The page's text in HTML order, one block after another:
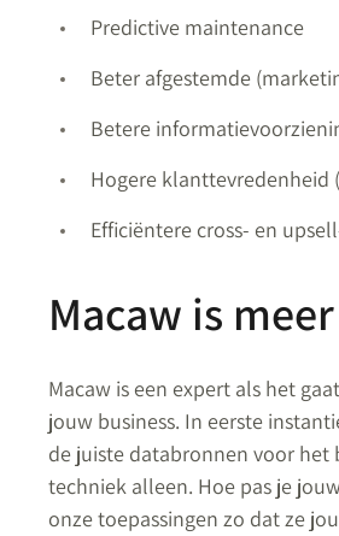
Predictive maintenance
Beter afgestemde
Betere
Hogere klanttevredenheid
Efficiëntere cross- en
Macaw is
Macaw is een expert als het
jouw business. In eerste
de juiste databronnen voor het
techniek alleen. Hoe pas je
onze toepassingen zo dat ze